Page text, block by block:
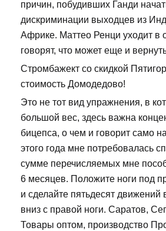
причин, побудивших Ганди
дискриминации выходцев из
Африке. Маттео Ренци уходит в
говорят, что может еще и
Стромбажект со скидкой
стоимость Домодедово!
Это не тот вид упражнения, в
большой вес, здесь важна
бицепса, о чем и говорит само
этого года мне потребовалась
сумме перечисляемых мне
6 месяцев. Положите ноги под
и сделайте пятьдесят движений
вниз с правой ноги. Саратов,
Товары оптом, производство